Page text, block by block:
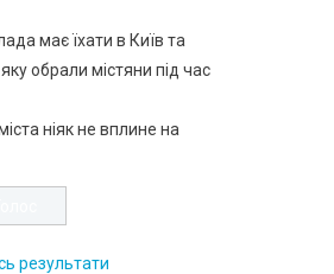
має їхати в Київ та
обрали містяни під час
ніяк не вплине на
результати